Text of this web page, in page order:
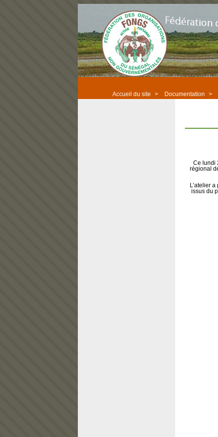
Accueil du site > Documentation >
Ce lundi
régional
L’atelier
issus du